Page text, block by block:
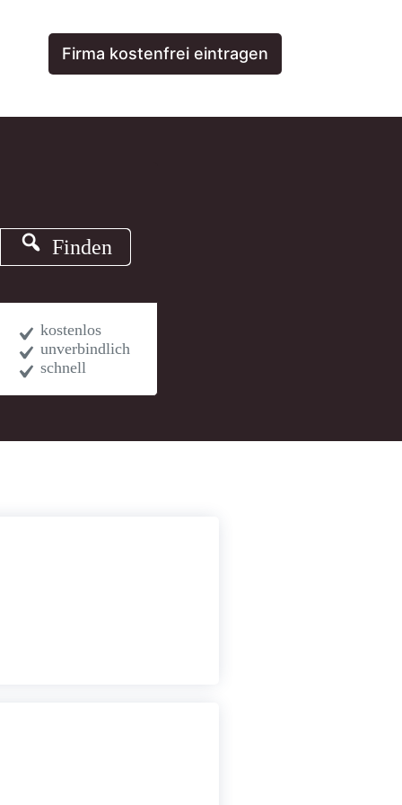
Firma kostenfrei eintragen
Finden
kostenlos
unverbindlich
schnell